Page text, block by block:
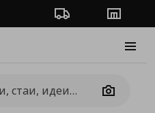
Проследяване на
Camera